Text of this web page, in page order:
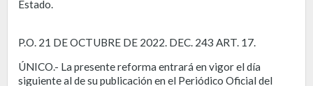
Estado.
P.O. 21 DE OCTUBRE DE 2022. DEC. 243 ART. 17.
ÚNICO.- La presente reforma entrará en vigor el día
siguiente al de su publicación en el Periódico Oficial del